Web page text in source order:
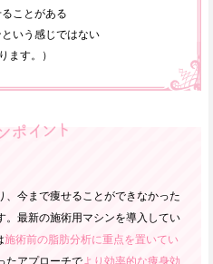
ことがある
いう感じではない
ます。）
、今まで痩せることができなかった
。最新の施術用マシンを導入してい
施術前の脂肪分析に重点を置いてい
たアプローチでより効率的な痩身効